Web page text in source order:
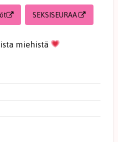
SEKSISEURAA
miehistä